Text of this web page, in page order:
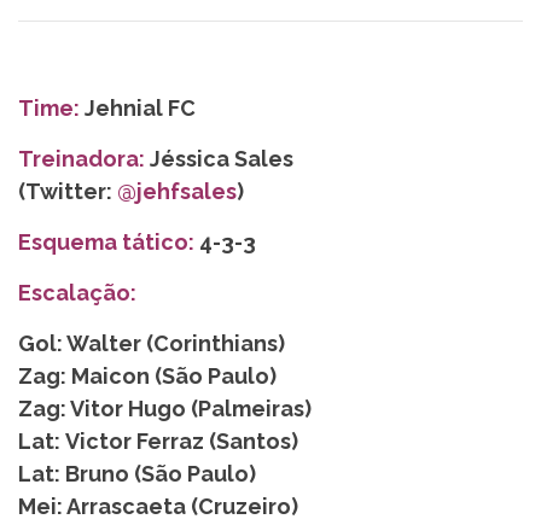
Time: Jehnial FC
Treinadora: Jéssica Sales
(Twitter: @jehfsales)
Esquema tático: 4-3-3
Escalação:
Gol: Walter (Corinthians)
Zag: Maicon (São Paulo)
Zag: Vitor Hugo (Palmeiras)
Lat: Victor Ferraz (Santos)
Lat: Bruno (São Paulo)
Mei: Arrascaeta (Cruzeiro)